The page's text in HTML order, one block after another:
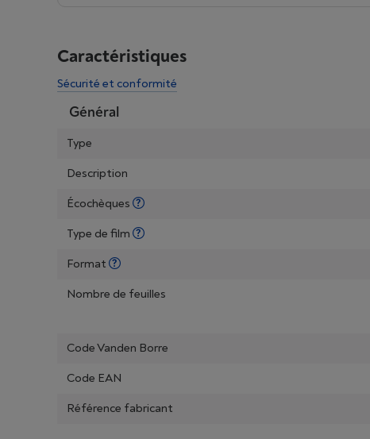
Caractéristiques
Sécurité et conformité
Général
Type
Description
Écochèques
Type de film
Format
Nombre de feuilles
Code Vanden Borre
Code EAN
Référence fabricant